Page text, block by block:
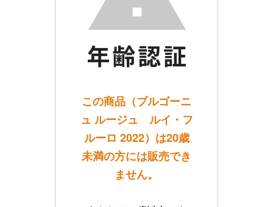
この商品（ブルゴーニ
ュ ルージュ ルイ・フ
ルーロ 2022）は20歳
未満の方には販売でき
ません。